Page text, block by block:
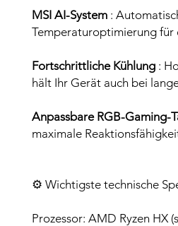
MSI AI-System :
Temperaturoptimierung
Fortschrittliche Kühlung :
hält Ihr Gerät auch bei
Anpassbare RGB-Gaming-
maximale
⚙️ Wichtigste technische
Prozessor: AMD Ryzen HX